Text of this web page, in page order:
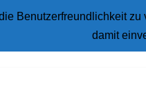
Benutzerfreundlichkeit
damit